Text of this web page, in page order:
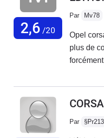
Peugeot
2,6 /20
Par Mv78
Opel
plus de
la voiture
seul
Opel
Par